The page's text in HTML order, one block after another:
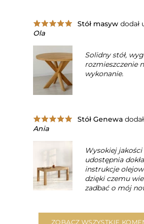
Stół masywdodał
Ola
Solidny stół,
rozmieszczenie
wykonanie.
Stół Genewa
Ania
Wysokiej jakości
udostępnia
instrukcje
dzięki czemu
zadbać o mój
ZOBACZ WSZYSTKIE